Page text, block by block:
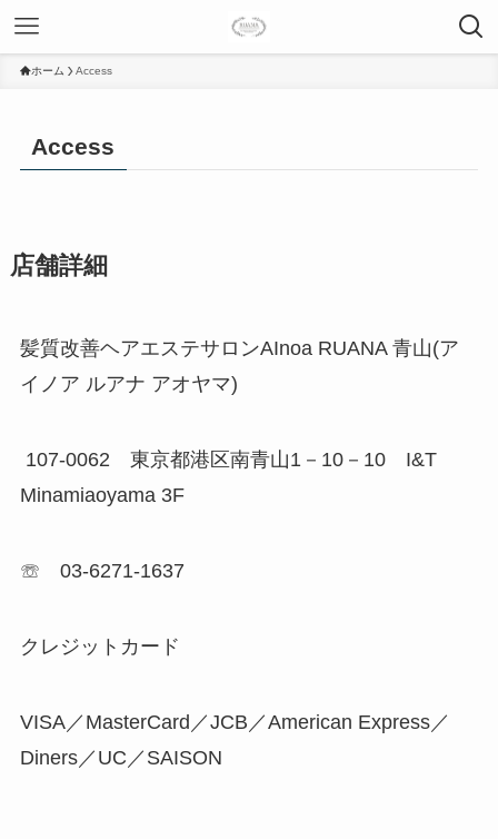
ホーム Access
Access
店舗詳細
髪質改善ヘアエステサロンAInoa RUANA 青山(ア
イノア ルアナ アオヤマ)
107-0062 東京都港区南青山1－10－10 I&T
Minamiaoyama 3F
☏ 03-6271-1637
クレジットカード
VISA／MasterCard／JCB／American Express／
Diners／UC／SAISON